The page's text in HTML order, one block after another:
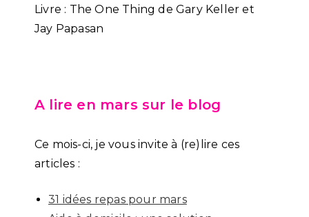
Livre : The One Thing de Gary Keller et
Jay Papasan
A lire en mars sur le blog
Ce mois-ci, je vous invite à (re)lire ces
articles :
31 idées repas pour mars